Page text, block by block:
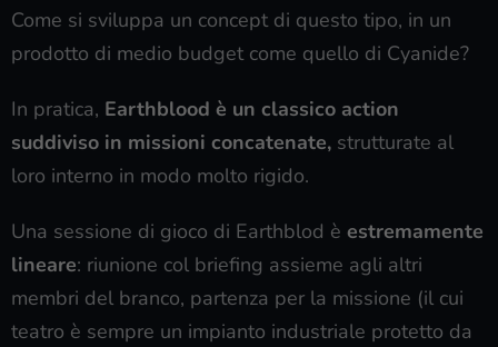
Come si sviluppa un concept di questo tipo, in un
prodotto di medio budget come quello di Cyanide?
In pratica, Earthblood è un classico action
suddiviso in missioni concatenate, strutturate al
loro interno in modo molto rigido.
Una sessione di gioco di Earthblod è estremamente
lineare: riunione col briefing assieme agli altri
membri del branco, partenza per la missione (il cui
teatro è sempre un impianto industriale protetto da